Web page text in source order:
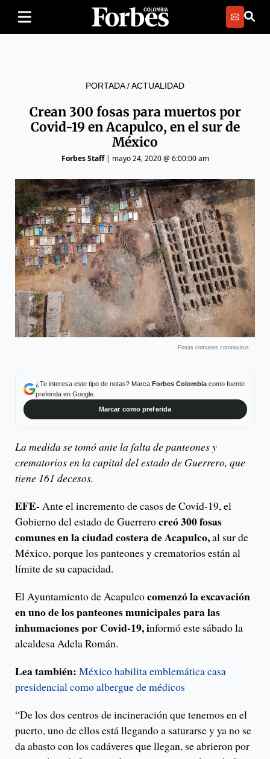
PORTADA/ACTUALIDAD
Crean 300 fosas para muertos por
Covid-19 en Acapulco, en el sur de
México
Forbes Staff| mayo 24, 2020 @ 6:00:00 am
Fosas comunes coronavirus
¿Te interesa este tipo de notas? Marca Forbes Colombiacomo fuente
preferida en Google.
Marcar como preferida
La medida se tomó ante la falta de panteones y
crematorios en la capital del estado de Guerrero, que
tiene 161 decesos.
EFE- Ante el incremento de casos de Covid-19, el
Gobierno del estado de Guerrerocreó 300 fosas
comunes en la ciudad costera de Acapulco,al sur de
México, porque los panteones y crematorios están al
límite de su capacidad.
El Ayuntamiento de Acapulcocomenzó la excavación
en uno de los panteones municipales para las
inhumaciones por Covid-19, informó este sábado la
alcaldesa Adela Román.
Lea también: México habilita emblemática casa
presidencial como albergue de médicos
“De los dos centros de incineración que tenemos en el
puerto, uno de ellos está llegando a saturarse y ya no se
da abasto con los cadáveres que llegan, se abrieron por